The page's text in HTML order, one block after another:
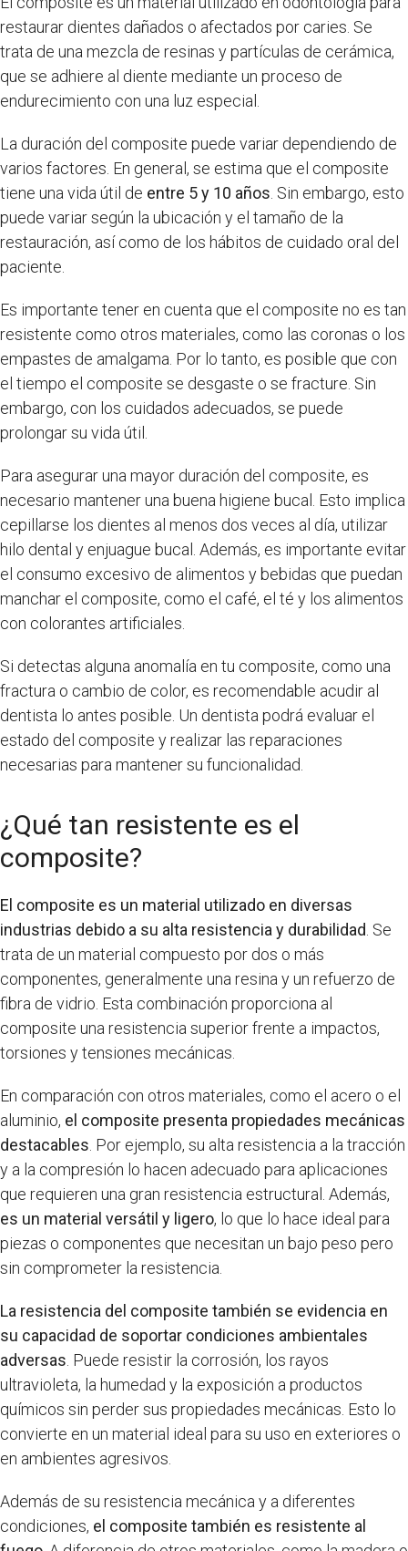
restaurar dientes dañados o afectados por caries. Se
trata de una mezcla de resinas y partículas de cerámica,
que se adhiere al diente mediante un proceso de
endurecimiento con una luz especial.
La duración del composite puede variar dependiendo de
varios factores. En general, se estima que el composite
tiene una vida útil de entre 5 y 10 años . Sin embargo, esto
puede variar según la ubicación y el tamaño de la
restauración, así como de los hábitos de cuidado oral del
paciente.
Es importante tener en cuenta que el composite no es tan
resistente como otros materiales, como las coronas o los
empastes de amalgama. Por lo tanto, es posible que con
el tiempo el composite se desgaste o se fracture. Sin
embargo, con los cuidados adecuados, se puede
prolongar su vida útil.
Para asegurar una mayor duración del composite, es
necesario mantener una buena higiene bucal. Esto implica
cepillarse los dientes al menos dos veces al día, utilizar
hilo dental y enjuague bucal. Además, es importante evitar
el consumo excesivo de alimentos y bebidas que puedan
manchar el composite, como el café, el té y los alimentos
con colorantes artificiales.
Si detectas alguna anomalía en tu composite, como una
fractura o cambio de color, es recomendable acudir al
dentista lo antes posible. Un dentista podrá evaluar el
estado del composite y realizar las reparaciones
necesarias para mantener su funcionalidad.
¿Qué tan resistente es el
composite?
El composite es un material utilizado en diversas
industrias debido a su alta resistencia y durabilidad . Se
trata de un material compuesto por dos o más
componentes, generalmente una resina y un refuerzo de
fibra de vidrio. Esta combinación proporciona al
composite una resistencia superior frente a impactos,
torsiones y tensiones mecánicas.
En comparación con otros materiales, como el acero o el
aluminio, el composite presenta propiedades mecánicas
destacables . Por ejemplo, su alta resistencia a la tracción
y a la compresión lo hacen adecuado para aplicaciones
que requieren una gran resistencia estructural. Además,
es un material versátil y ligero, lo que lo hace ideal para
piezas o componentes que necesitan un bajo peso pero
sin comprometer la resistencia.
La resistencia del composite también se evidencia en
su capacidad de soportar condiciones ambientales
adversas . Puede resistir la corrosión, los rayos
ultravioleta, la humedad y la exposición a productos
químicos sin perder sus propiedades mecánicas. Esto lo
convierte en un material ideal para su uso en exteriores o
en ambientes agresivos.
Además de su resistencia mecánica y a diferentes
condiciones, el composite también es resistente al